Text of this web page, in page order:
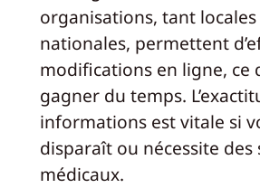
organisations, tant
nationales, permettent
modifications en ligne, ce
gagner du temps.
informations est vitale si
disparaît ou nécessite des
médicaux.